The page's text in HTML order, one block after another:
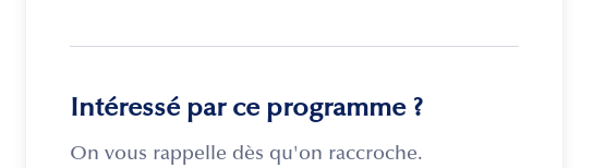
Intéressé par ce programme ?
On vous rappelle dès qu'on raccroche.